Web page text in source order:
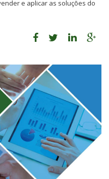
e aplicar as soluções do